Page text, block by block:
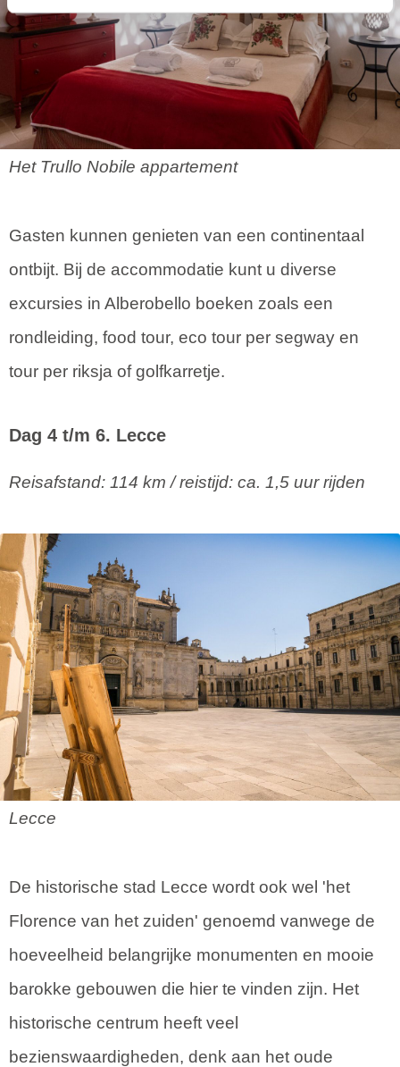
Het Trullo Nobile appartement
Gasten kunnen genieten van een continentaal
ontbijt. Bij de accommodatie kunt u diverse
excursies in Alberobello boeken zoals een
rondleiding, food tour, eco tour per segway en
tour per riksja of golfkarretje.
Dag 4 t/m 6. Lecce
Reisafstand: 114 km / reistijd: ca. 1,5 uur rijden
Lecce
De historische stad Lecce wordt ook wel 'het
Florence van het zuiden' genoemd vanwege de
hoeveelheid belangrijke monumenten en mooie
barokke gebouwen die hier te vinden zijn. Het
historische centrum heeft veel
bezienswaardigheden, denk aan het oude